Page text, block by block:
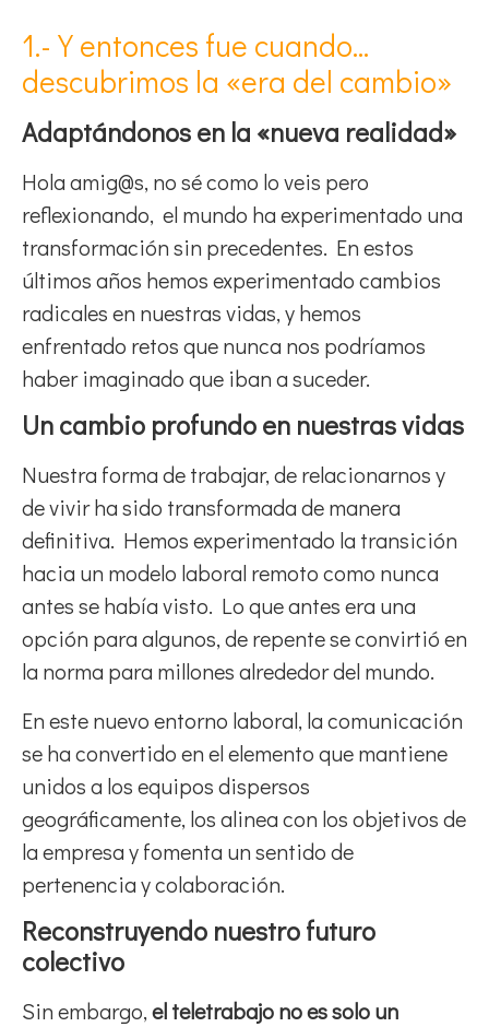
1.- Y entonces fue cuando…
descubrimos la «era del cambio»
Adaptándonos en la «nueva realidad»
Hola amig@s, no sé como lo veis pero
reflexionando, el mundo ha experimentado una
transformación sin precedentes. En estos
últimos años hemos experimentado cambios
radicales en nuestras vidas, y hemos
enfrentado retos que nunca nos podríamos
haber imaginado que iban a suceder.
Un cambio profundo en nuestras vidas
Nuestra forma de trabajar, de relacionarnos y
de vivir ha sido transformada de manera
definitiva. Hemos experimentado la transición
hacia un modelo laboral remoto como nunca
antes se había visto. Lo que antes era una
opción para algunos, de repente se convirtió en
la norma para millones alrededor del mundo.
En este nuevo entorno laboral, la comunicación
se ha convertido en el elemento que mantiene
unidos a los equipos dispersos
geográficamente, los alinea con los objetivos de
la empresa y fomenta un sentido de
pertenencia y colaboración.
Reconstruyendo nuestro futuro
colectivo
Sin embargo,el teletrabajo no es solo un